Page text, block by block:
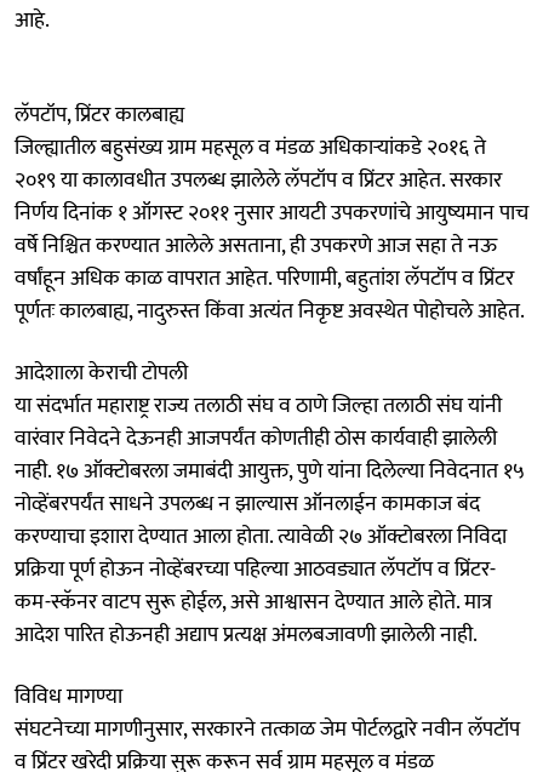
आहे.
लॅपटॉप, प्रिंटर कालबाह्य
जिल्ह्यातील बहुसंख्य ग्राम महसूल व मंडळ अधिकाऱ्यांकडे २०१६ ते
२०१९ या कालावधीत उपलब्ध झालेले लॅपटॉप व प्रिंटर आहेत. सरकार
निर्णय दिनांक १ ऑगस्ट २०११ नुसार आयटी उपकरणांचे आयुष्यमान पाच
वर्षे निश्चित करण्यात आलेले असताना, ही उपकरणे आज सहा ते नऊ
वर्षांहून अधिक काळ वापरात आहेत. परिणामी, बहुतांश लॅपटॉप व प्रिंटर
पूर्णतः कालबाह्य, नादुरुस्त किंवा अत्यंत निकृष्ट अवस्थेत पोहोचले आहेत.
आदेशाला केराची टोपली
या संदर्भात महाराष्ट्र राज्य तलाठी संघ व ठाणे जिल्हा तलाठी संघ यांनी
वारंवार निवेदने देऊनही आजपर्यंत कोणतीही ठोस कार्यवाही झालेली
नाही. १७ ऑक्टोबरला जमाबंदी आयुक्त, पुणे यांना दिलेल्या निवेदनात १५
नोव्हेंबरपर्यंत साधने उपलब्ध न झाल्यास ऑनलाईन कामकाज बंद
करण्याचा इशारा देण्यात आला होता. त्यावेळी २७ ऑक्टोबरला निविदा
प्रक्रिया पूर्ण होऊन नोव्हेंबरच्या पहिल्या आठवड्यात लॅपटॉप व प्रिंटर-
कम-स्कॅनर वाटप सुरू होईल, असे आश्वासन देण्यात आले होते. मात्र
आदेश पारित होऊनही अद्याप प्रत्यक्ष अंमलबजावणी झालेली नाही.
विविध मागण्या
संघटनेच्या मागणीनुसार, सरकारने तत्काळ जेम पोर्टलद्वारे नवीन लॅपटॉप
व प्रिंटर खरेदी प्रक्रिया सुरू करून सर्व ग्राम महसूल व मंडळ